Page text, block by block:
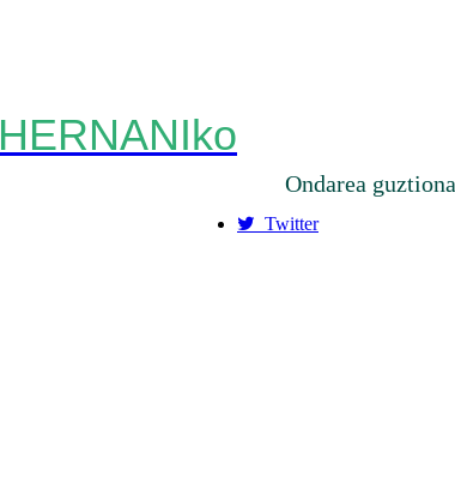
HERNANIko
Ondarea
Twitter